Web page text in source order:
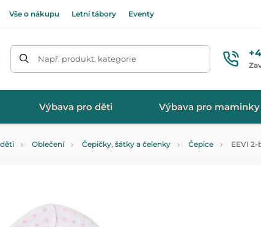
Vše o nákupu Letní tábory Eventy
Např. produkt, kategorie
Výbava pro děti Výbava pro maminky
Oblečení Čepičky, šátky a čelenky Čepice EEVI